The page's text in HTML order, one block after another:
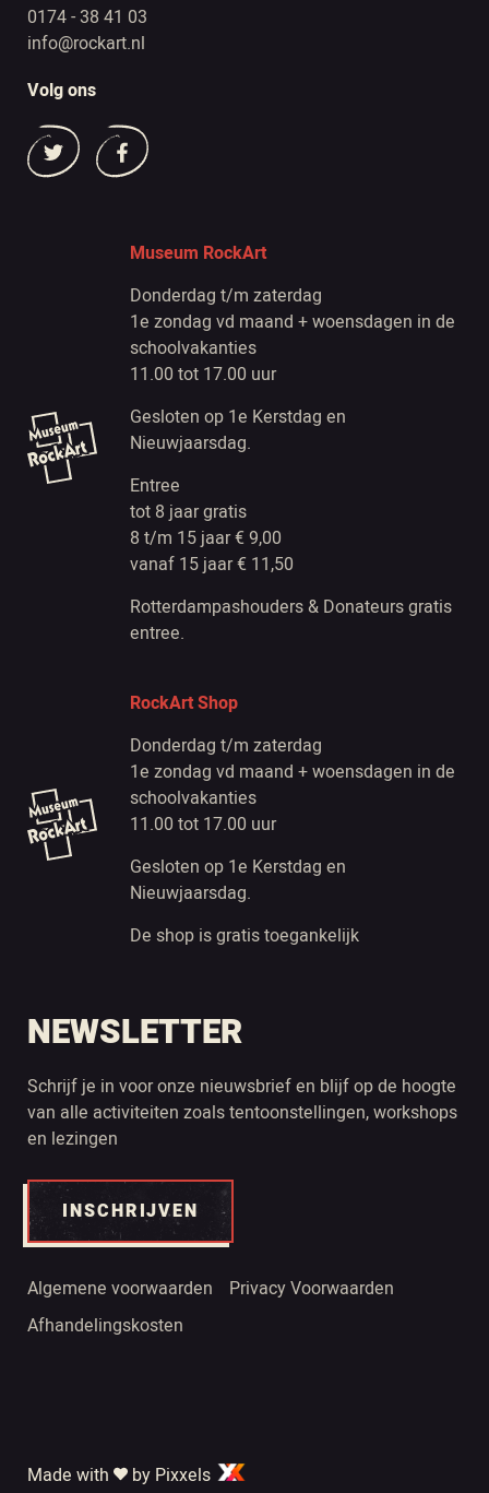
0174 - 38 41 03
info@rockart.nl
Volg ons
Museum RockArt
Donderdag t/m zaterdag
1e zondag vd maand + woensdagen in de
schoolvakanties
11.00 tot 17.00 uur
Gesloten op 1e Kerstdag en
Nieuwjaarsdag.
Entree
tot 8 jaar gratis
8 t/m 15 jaar € 9,00
vanaf 15 jaar € 11,50
Rotterdampashouders & Donateurs gratis
entree.
RockArt Shop
Donderdag t/m zaterdag
1e zondag vd maand + woensdagen in de
schoolvakanties
11.00 tot 17.00 uur
Gesloten op 1e Kerstdag en
Nieuwjaarsdag.
De shop is gratis toegankelijk
NEWSLETTER
Schrijf je in voor onze nieuwsbrief en blijf op de hoogte
van alle activiteiten zoals tentoonstellingen, workshops
en lezingen
INSCHRIJVEN
Algemene voorwaarden
Privacy Voorwaarden
Afhandelingskosten
Made with by Pixxels